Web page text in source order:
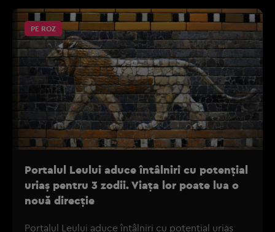
PE ROZ
Portalul Leului aduce întâlniri cu potențial
uriaș pentru 3 zodii. Viața lor poate lua o
nouă direcție
Portalul Leului aduce întâlniri cu potențial uriaș